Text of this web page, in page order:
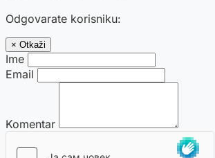
Odgovarate korisniku:
× Otkaži
Ime
Email
Komentar